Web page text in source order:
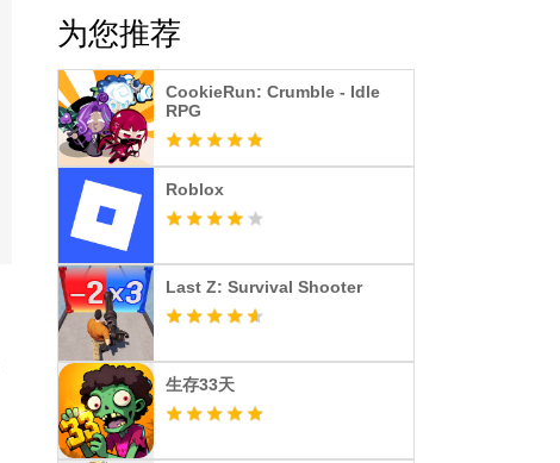
为您推荐
CookieRun: Crumble - Idle
RPG
Roblox
Last Z: Survival Shooter
生存33天